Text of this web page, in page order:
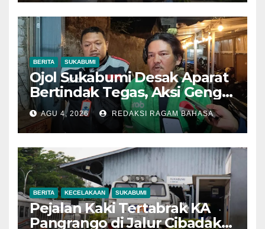
BERITA SUKABUMI
Ojol Sukabumi Desak Aparat
Bertindak Tegas, Aksi Geng
Motor Dinilai Semakin
Mengancam Keselamatan
AGU 4, 2026 REDAKSI RAGAM BAHASA
BERITA KECELAKAAN SUKABUMI
Pejalan Kaki Tertabrak KA
Pangrango di Jalur Cibadak–